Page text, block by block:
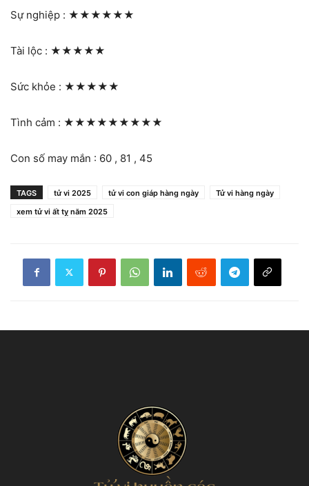
Sự nghiệp : ★★★★★★
Tài lộc : ★★★★★
Sức khỏe : ★★★★★
Tình cảm : ★★★★★★★★★
Con số may mắn : 60 , 81 , 45
TAGS tử vi 2025 tử vi con giáp hàng ngày
Tử vi hàng ngày
xem tử vi ất tỵ năm 2025